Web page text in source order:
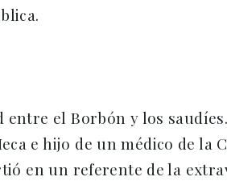
el Borbón y los
e hijo de un médico de la
en un referente de la